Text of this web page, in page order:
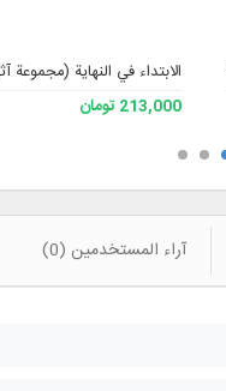
الابتداء في النهاية (مجموعة
213,000 تومان
آراء المستخدمين (0)